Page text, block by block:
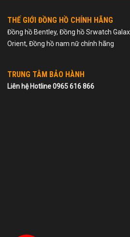
THẾ GIỚI ĐỒNG HỒ CHÍNH HÃNG
Đồng hồ Bentley, Đồng hồ Srwatch
Orient, Đồng hồ nam nữ chính hãng
TRUNG TÂM BẢO HÀNH
Liên hệ Hotline 0965 616 866